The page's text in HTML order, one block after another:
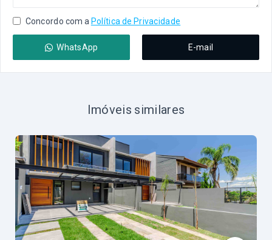
Concordo com a Política de Privacidade
WhatsApp E-mail
Imóveis similares